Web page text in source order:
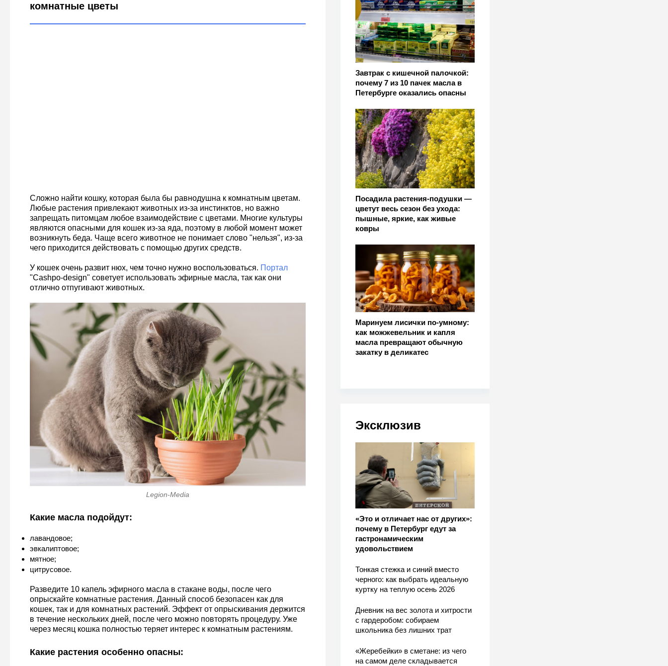
Завтрак с кишечной палочкой:
почему 7 из 10 пачек масла в
Петербурге оказались опасны
Посадила растения-подушки —
цветут весь сезон без ухода:
пышные, яркие, как живые
ковры
Маринуем лисички по-умному:
как можжевельник и капля
масла превращают обычную
закатку в деликатес
Эксклюзив
«Это и отличает нас от других»:
почему в Петербург едут за
гастронамическим
удовольствием
Тонкая стежка и синий вместо
черного: как выбрать идеальную
куртку на теплую осень 2026
Дневник на вес золота и хитрости
с гардеробом: собираем
школьника без лишних трат
«Жеребейки» в сметане: из чего
на самом деле складывается
комнатные цветы
Сложно найти кошку, которая была бы равнодушна к комнатным цветам.
Любые растения привлекают животных из-за инстинктов, но важно
запрещать питомцам любое взаимодействие с цветами. Многие культуры
являются опасными для кошек из-за яда, поэтому в любой момент может
возникнуть беда. Чаще всего животное не понимает слово "нельзя", из-за
чего приходится действовать с помощью других средств.
У кошек очень развит нюх, чем точно нужно воспользоваться. Портал
"Cashpo-design" советует использовать эфирные масла, так как они
отлично отпугивают животных.
Legion-Media
Какие масла подойдут:
лавандовое;
эвкалиптовое;
мятное;
цитрусовое.
Разведите 10 капель эфирного масла в стакане воды, после чего
опрыскайте комнатные растения. Данный способ безопасен как для
кошек, так и для комнатных растений. Эффект от опрыскивания держится
в течение нескольких дней, после чего можно повторять процедуру. Уже
через месяц кошка полностью теряет интерес к комнатным растениям.
Какие растения особенно опасны: